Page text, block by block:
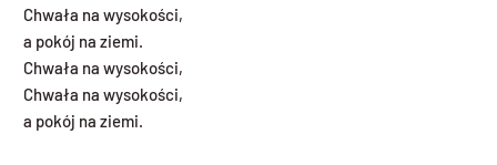
Chwała na wysokości,
a pokój na ziemi.
Chwała na wysokości,
Chwała na wysokości,
a pokój na ziemi.